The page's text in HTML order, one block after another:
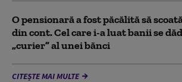
O pensionară a fost păcălită să
din cont. Cel care i-a luat banii se
„curier” al unei bănci
CITEȘTE MAI MULTE